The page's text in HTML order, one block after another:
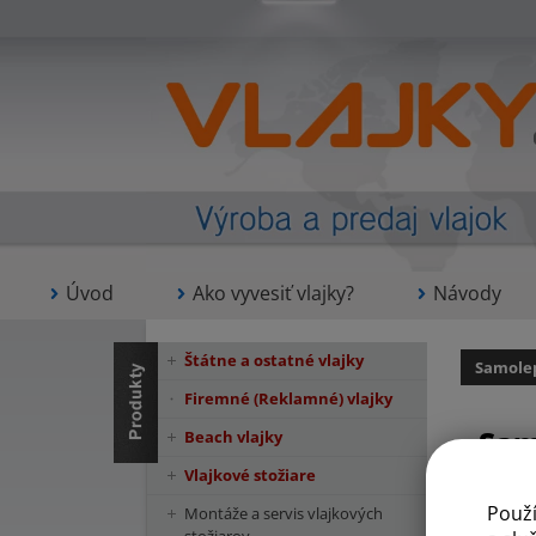
Úvod Ako vyvesiť vlajky? Návody
Štátne a ostatné vlajky
Firemné (Reklamné) vlajky
Beach vlajky
Vlajkové stožiare
Montáže a servis vlajkových